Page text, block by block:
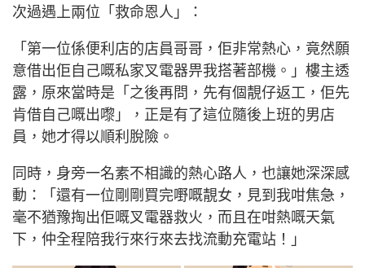
次過遇上兩位「救命恩人」：
「第一位係便利店的店員哥哥，佢非常熱心，竟然願
意借出佢自己嘅私家叉電器畀我搭著部機。」樓主透
露，原來當時是「之後再問，先有個靚仔返工，佢先
肯借自己嘅出嚟」，正是有了這位隨後上班的男店
員，她才得以順利脫險。
同時，身旁一名素不相識的熱心路人，也讓她深深感
動：「還有一位剛剛買完嘢嘅靚女，見到我咁焦急，
毫不猶豫掏出佢嘅叉電器救火，而且在咁熱嘅天氣
下，仲全程陪我行來行來去找流動充電站！」